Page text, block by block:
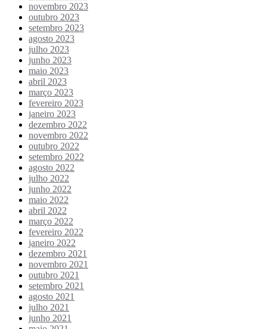
novembro 2023
outubro 2023
setembro 2023
agosto 2023
julho 2023
junho 2023
maio 2023
abril 2023
março 2023
fevereiro 2023
janeiro 2023
dezembro 2022
novembro 2022
outubro 2022
setembro 2022
agosto 2022
julho 2022
junho 2022
maio 2022
abril 2022
março 2022
fevereiro 2022
janeiro 2022
dezembro 2021
novembro 2021
outubro 2021
setembro 2021
agosto 2021
julho 2021
junho 2021